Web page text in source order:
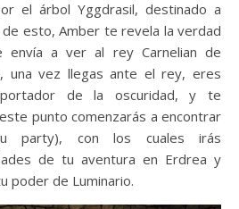
el árbol Yggdrasil, destinado a
de esto, Amber te revela la verdad
a ver al rey Carnelian de
una vez llegas ante el rey, eres
de la oscuridad, y te
punto comenzarás a encontrar
party), con los cuales irás
de tu aventura en Erdrea y
poder de Luminario.